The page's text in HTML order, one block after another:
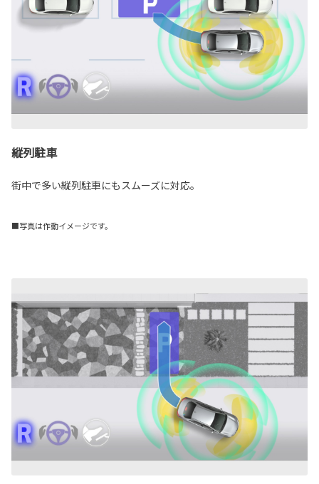
縦列駐車
街中で多い縦列駐車にもスムーズに対応。
■写真は作動イメージです。